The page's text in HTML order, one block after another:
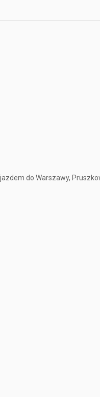
do Warszawy,